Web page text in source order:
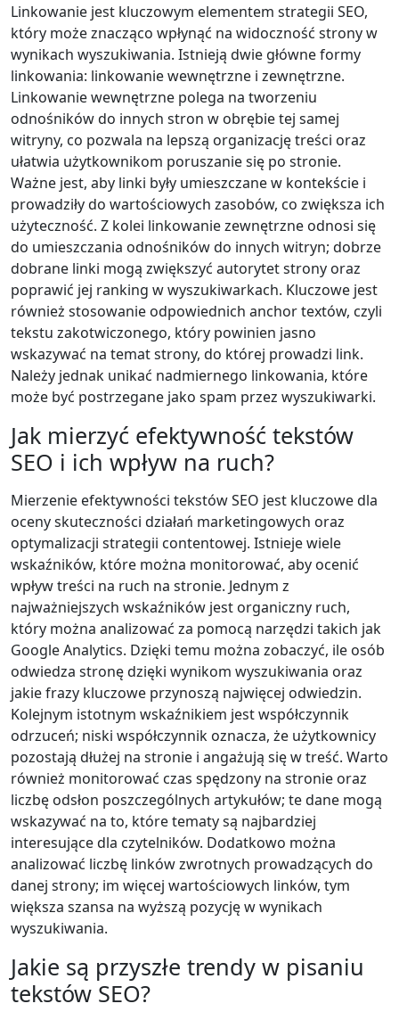
Linkowanie jest kluczowym elementem strategii SEO,
który może znacząco wpłynąć na widoczność strony w
wynikach wyszukiwania. Istnieją dwie główne formy
linkowania: linkowanie wewnętrzne i zewnętrzne.
Linkowanie wewnętrzne polega na tworzeniu
odnośników do innych stron w obrębie tej samej
witryny, co pozwala na lepszą organizację treści oraz
ułatwia użytkownikom poruszanie się po stronie.
Ważne jest, aby linki były umieszczane w kontekście i
prowadziły do wartościowych zasobów, co zwiększa ich
użyteczność. Z kolei linkowanie zewnętrzne odnosi się
do umieszczania odnośników do innych witryn; dobrze
dobrane linki mogą zwiększyć autorytet strony oraz
poprawić jej ranking w wyszukiwarkach. Kluczowe jest
również stosowanie odpowiednich anchor textów, czyli
tekstu zakotwiczonego, który powinien jasno
wskazywać na temat strony, do której prowadzi link.
Należy jednak unikać nadmiernego linkowania, które
może być postrzegane jako spam przez wyszukiwarki.
Jak mierzyć efektywność tekstów
SEO i ich wpływ na ruch?
Mierzenie efektywności tekstów SEO jest kluczowe dla
oceny skuteczności działań marketingowych oraz
optymalizacji strategii contentowej. Istnieje wiele
wskaźników, które można monitorować, aby ocenić
wpływ treści na ruch na stronie. Jednym z
najważniejszych wskaźników jest organiczny ruch,
który można analizować za pomocą narzędzi takich jak
Google Analytics. Dzięki temu można zobaczyć, ile osób
odwiedza stronę dzięki wynikom wyszukiwania oraz
jakie frazy kluczowe przynoszą najwięcej odwiedzin.
Kolejnym istotnym wskaźnikiem jest współczynnik
odrzuceń; niski współczynnik oznacza, że użytkownicy
pozostają dłużej na stronie i angażują się w treść. Warto
również monitorować czas spędzony na stronie oraz
liczbę odsłon poszczególnych artykułów; te dane mogą
wskazywać na to, które tematy są najbardziej
interesujące dla czytelników. Dodatkowo można
analizować liczbę linków zwrotnych prowadzących do
danej strony; im więcej wartościowych linków, tym
większa szansa na wyższą pozycję w wynikach
wyszukiwania.
Jakie są przyszłe trendy w pisaniu
tekstów SEO?